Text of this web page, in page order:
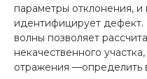
параметры отклонения,
идентифицирует
волны позволяет
некачественного
отражения —определить